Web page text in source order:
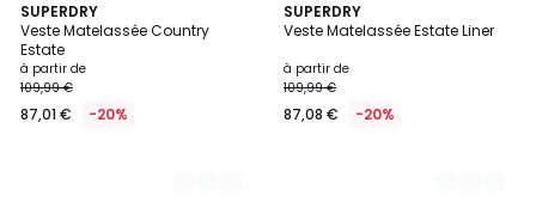
SUPERDRY
Veste Matelassée Country
Estate
à partir de
109,99 €
87,01 € -20%
3
Couleurs
SUPERDRY
Veste Matelassée Estate Liner
à partir de
109,99 €
87,08 € -20%
3
Couleurs